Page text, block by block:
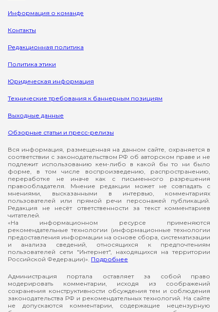
Информация о команде
Контакты
Редакционная политика
Политика этики
Юридическая информация
Технические требования к баннерным позициям
Выходные данные
Обзорные статьи и пресс-релизы
Вся информация, размещенная на данном сайте, охраняется в
соответствии с законодательством РФ об авторском праве и не
подлежит использованию кем-либо в какой бы то ни было
форме, в том числе воспроизведению, распространению,
переработке не иначе как с письменного разрешения
правообладателя. Мнение редакции может не совпадать с
мнениями, высказанными в интервью, комментариях
пользователей или прямой речи персонажей публикаций.
Редакция не несёт ответственности за текст комментариев
читателей.
«На информационном ресурсе применяются
рекомендательные технологии (информационные технологии
предоставления информации на основе сбора, систематизации
и анализа сведений, относящихся к предпочтениям
пользователей сети "Интернет", находящихся на территории
Российской Федерации)». Подробнее
Администрация портала оставляет за собой право
модерировать комментарии, исходя из соображений
сохранения конструктивности обсуждения тем и соблюдения
законодательства РФ и рекомендательных технологий. На сайте
не допускаются комментарии, содержащие нецензурную